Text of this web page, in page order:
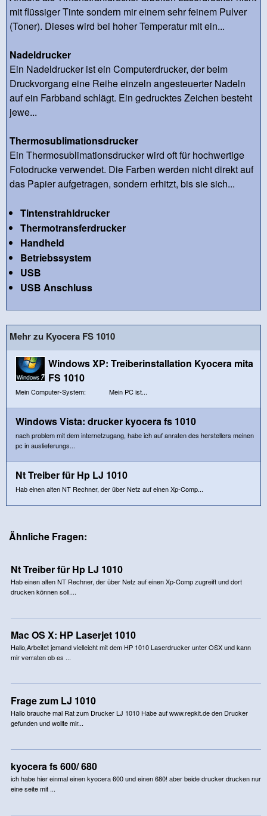
mit flüssiger Tinte sondern mir einem sehr feinem Pulver
(Toner). Dieses wird bei hoher Temperatur mit ein...
Nadeldrucker
Ein Nadeldrucker ist ein Computerdrucker, der beim
Druckvorgang eine Reihe einzeln angesteuerter Nadeln
auf ein Farbband schlägt. Ein gedrucktes Zeichen besteht
jewe...
Thermosublimationsdrucker
Ein Thermosublimationsdrucker wird oft für hochwertige
Fotodrucke verwendet. Die Farben werden nicht direkt auf
das Papier aufgetragen, sondern erhitzt, bis sie sich...
Tintenstrahldrucker
Thermotransferdrucker
Handheld
Betriebssystem
USB
USB Anschluss
Mehr zu Kyocera FS 1010
Windows XP: Treiberinstallation Kyocera mita
FS 1010
Mein Computer-System: Mein PC ist...
Windows Vista: drucker kyocera fs 1010
nach problem mit dem internetzugang, habe ich auf anraten des herstellers meinen
pc in auslieferungs...
Nt Treiber für Hp LJ 1010
Hab einen alten NT Rechner, der über Netz auf einen Xp-Comp...
Ähnliche Fragen:
Nt Treiber für Hp LJ 1010
Hab einen alten NT Rechner, der über Netz auf einen Xp-Comp zugreift und dort
drucken können soll....
Mac OS X: HP Laserjet 1010
Hallo,Arbeitet jemand vielleicht mit dem HP 1010 Laserdrucker unter OSX und kann
mir verraten ob es ...
Frage zum LJ 1010
Hallo brauche mal Rat zum Drucker LJ 1010 Habe auf www.repkit.de den Drucker
gefunden und wollte mir...
kyocera fs 600/ 680
ich habe hier einmal einen kyocera 600 und einen 680! aber beide drucker drucken nur
eine seite mit ...